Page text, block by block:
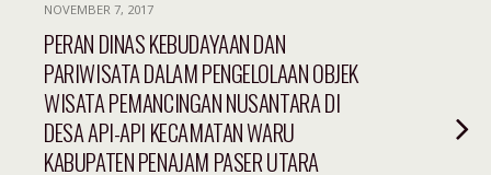
NOVEMBER 7, 2017
PERAN DINAS KEBUDAYAAN DAN
PARIWISATA DALAM PENGELOLAAN OBJEK
WISATA PEMANCINGAN NUSANTARA DI
DESA API-API KECAMATAN WARU
KABUPATEN PENAJAM PASER UTARA